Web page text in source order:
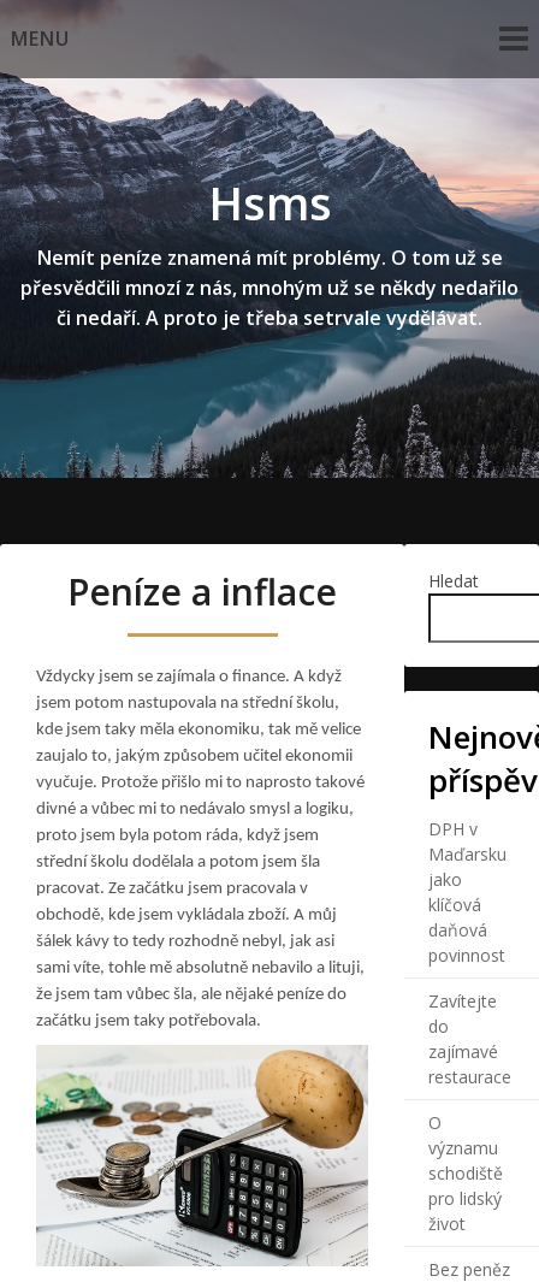
Skip
toMENU
Hsms
Nemít peníze znamená mít problémy. O tom už se
přesvědčili mnozí z nás, mnohým už se někdy nedařilo
či nedaří. A proto je třeba setrvale vydělávat.
Peníze a inflace
Vždycky jsem se zajímala o finance. A když
jsem potom nastupovala na střední školu,
kde jsem taky měla ekonomiku, tak mě velice
zaujalo to, jakým způsobem učitel ekonomii
vyučuje. Protože přišlo mi to naprosto takové
divné a vůbec mi to nedávalo smysl a logiku,
proto jsem byla potom ráda, když jsem
střední školu dodělala a potom jsem šla
pracovat. Ze začátku jsem pracovala v
obchodě, kde jsem vykládala zboží. A můj
šálek kávy to tedy rozhodně nebyl, jak asi
sami víte, tohle mě absolutně nebavilo a lituji,
že jsem tam vůbec šla, ale nějaké peníze do
začátku jsem taky potřebovala.
Hledat
DPH v
Maďarsku
jako
klíčová
daňová
povinnost
Zavítejte
do
zajímavé
restaurace
O
významu
schodiště
pro lidský
život
Bez peněz